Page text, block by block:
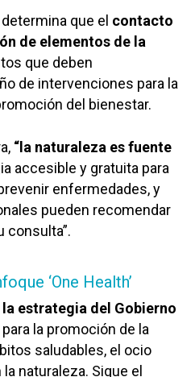
que el contacto
de elementos de la
que deben
de intervenciones para la
del bienestar.
“la naturaleza es fuente
accesible y gratuita para
enfermedades, y
pueden recomendar
consulta”.
‘One Health’
estrategia del Gobierno
para la promoción de la
saludables, el ocio
naturaleza. Sigue el